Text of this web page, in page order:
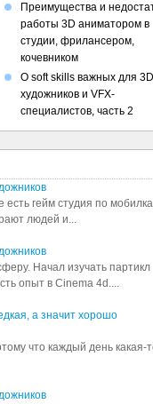
Преимущества и
работы 3D аниматором в
студии, фрилансером,
кочевником
О soft skills важных для
художников и VFX-
специалистов, часть 2
есть гейм студия по
людей и...
Начал изучать партикл
опыт в Cinema 4d....
а значит хорошо
что каждый день какая-